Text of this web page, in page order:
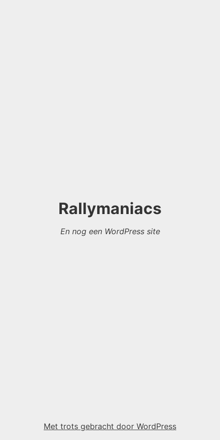
Rallymaniacs
En nog een WordPress site
Met trots gebracht door WordPress